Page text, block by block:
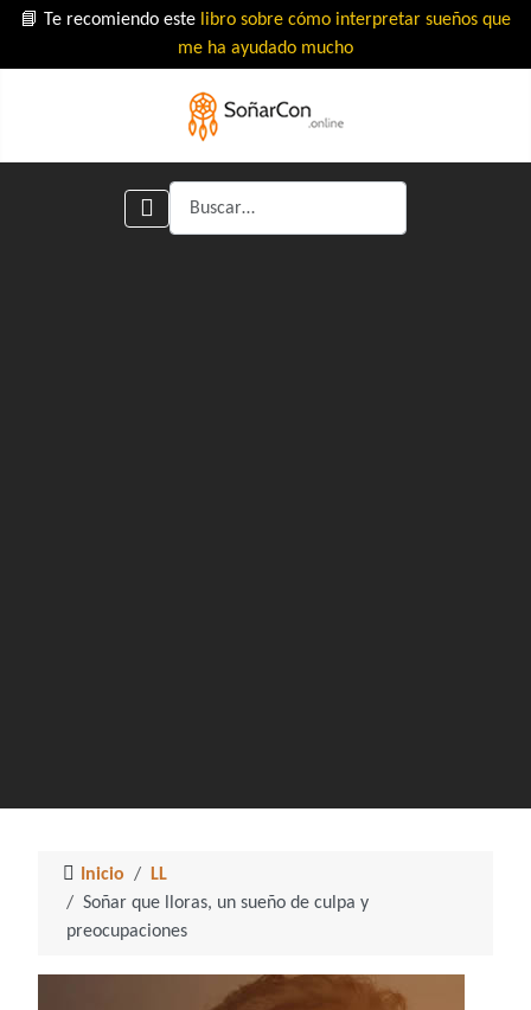
📘 Te recomiendo este libro sobre cómo interpretar sueños que
me ha ayudado mucho
Buscar
Inicio
LL
Soñar que lloras, un sueño de culpa y
preocupaciones